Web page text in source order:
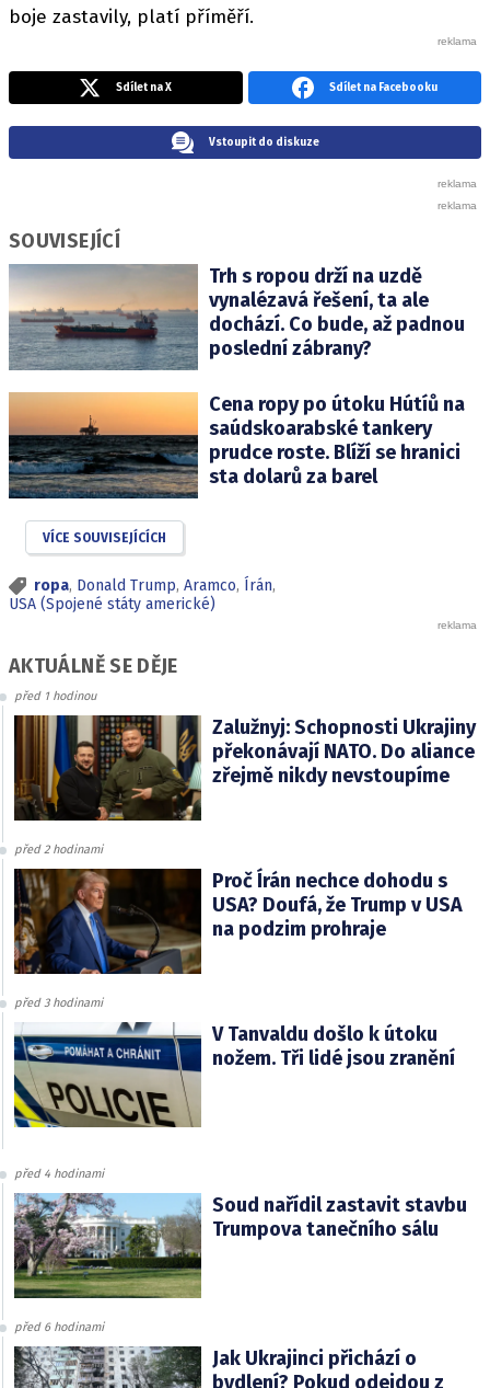
boje zastavily, platí příměří.
Sdílet na X Sdílet na Facebooku
Vstoupit do diskuze
SOUVISEJÍCÍ
Trh s ropou drží na uzdě
vynalézavá řešení, ta ale
dochází. Co bude, až padnou
poslední zábrany?
Cena ropy po útoku Hútíů na
saúdskoarabské tankery
prudce roste. Blíží se hranici
sta dolarů za barel
VÍCE SOUVISEJÍCÍCH
ropa, Donald Trump, Aramco, Írán,
USA (Spojené státy americké)
AKTUÁLNĚ SE DĚJE
před 1 hodinou
Zalužnyj: Schopnosti Ukrajiny
překonávají NATO. Do aliance
zřejmě nikdy nevstoupíme
před 2 hodinami
Proč Írán nechce dohodu s
USA? Doufá, že Trump v USA
na podzim prohraje
před 3 hodinami
V Tanvaldu došlo k útoku
nožem. Tři lidé jsou zranění
před 4 hodinami
Soud nařídil zastavit stavbu
Trumpova tanečního sálu
před 6 hodinami
Jak Ukrajinci přichází o
bydlení? Pokud odejdou z